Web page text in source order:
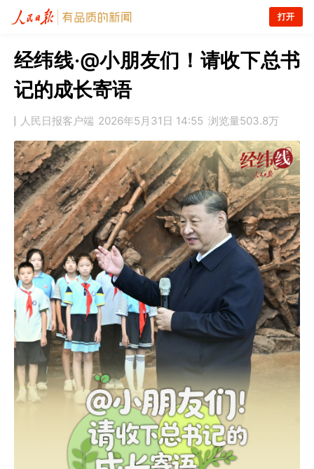
打开
经纬线·@小朋友们！请收下总书
记的成长寄语
人民日报客户端 2026年5月31日 14:55 浏览量503.8万